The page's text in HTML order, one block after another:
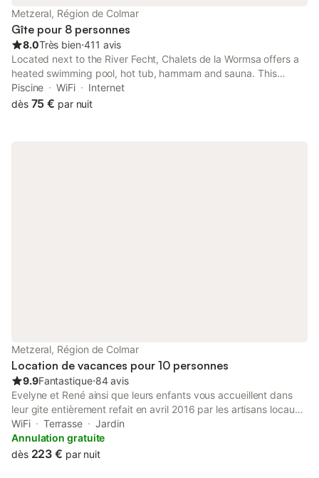
Metzeral, Région de Colmar
Gîte pour 8 personnes
8.0Très bien⋅411 avis
Located next to the River Fecht, Chalets de la Wormsa offers a
heated swimming pool, hot tub, hammam and sauna. This
holiday park is in the heart of the Ballons des Vosges National
Park.
Piscine WiFi
Internet
dès 75 € par nuit
Metzeral, Région de Colmar
Location de vacances pour 10 personnes
9.9Fantastique⋅84 avis
Evelyne et René ainsi que leurs enfants vous accueillent dans
leur gite entièrement refait en avril 2016 par les artisans locaux.
Cette maison, indépendante, avec jardin est situé dans un
village paisible dans la vallée de Munster, entre Alsace et
Vosges. Nous pouvons héberger 8 à 10 personnes dans un
WiFi Terrasse
Jardin
Annulation gratuite
dès 223 € par nuit